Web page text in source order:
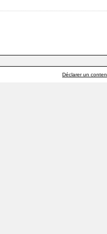
Déclarer un